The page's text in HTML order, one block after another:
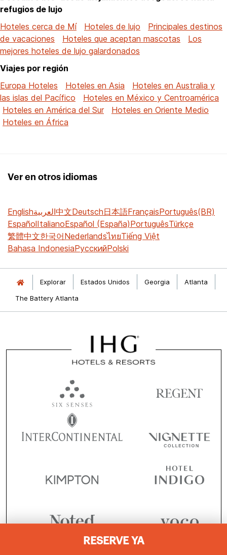
RESERVE YA
refugios de lujo
Hoteles cerca de Mí
Hoteles de lujo
Principales destinos
de vacaciones
Hoteles que aceptan mascotas
Los
mejores hoteles de lujo galardonados
Viajes por región
Europa Hoteles
Hoteles en Asia
Hoteles en Australia y
las islas del Pacífico
Hoteles en México y Centroamérica
Hoteles en América del Sur
Hoteles en Oriente Medio
Hoteles en África
Ver en otros idiomas
Englishالعربية中文Deutsch日本語FrançaisPortuguês(BR)
EspañolItalianoEspañol (España)PortuguêsTürkçe
繁體中文한국어NederlandsไทยTiếng Việt
Bahasa IndonesiaРусскийPolski
Explorar Estados Unidos Georgia
Atlanta
The Battery Atlanta